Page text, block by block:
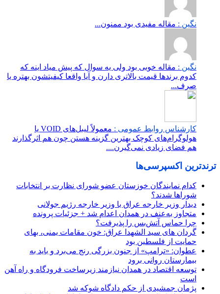
نگین : مقاله مفیدی بود ممنون...
نگین : مقاله خوبی بود ولی یه سوال که پیش میاد اینه که
کدوم برندها قیمت بالاتری دارن و آیا واقعا کیفیتشون بهتره یا
صرف...
کارشناس روابط عمومی :
معمولاً لیبل‌های VOID یا
هولوگرام‌های کوچک بهترین گزینه هستن چون هم اثرگذارند
هم فضای زیادی نمی‌گیرن....
ترندترین اکسپرسی‌ها
کدام نمایندگان خوزستان عضو شورای نظارت بر انتخابات
شوراها شدند؟
دیدار وزیر خارجه عراق با وزیر خارجه رژیم جولانی
متجاوز به‌عنف در همدان اعدام شد + جزئیات پرونده
چرا حماس آتش‌بس را پذیرفت؟
گردان های سید الشهدا عراق: خون مقامات یمنی، بهای
حمایت از فلسطین بود
عطوان: «ترامپ» از جنون بزرگی رنج می‌برد و باید به
بیمارستان روانی برود
توسعه اقتصاد در همدان نیازمند زیرساخت فرودگاه و راه آهن
است
پژمان جمشیدی از حکم دادگاه شوکه شد